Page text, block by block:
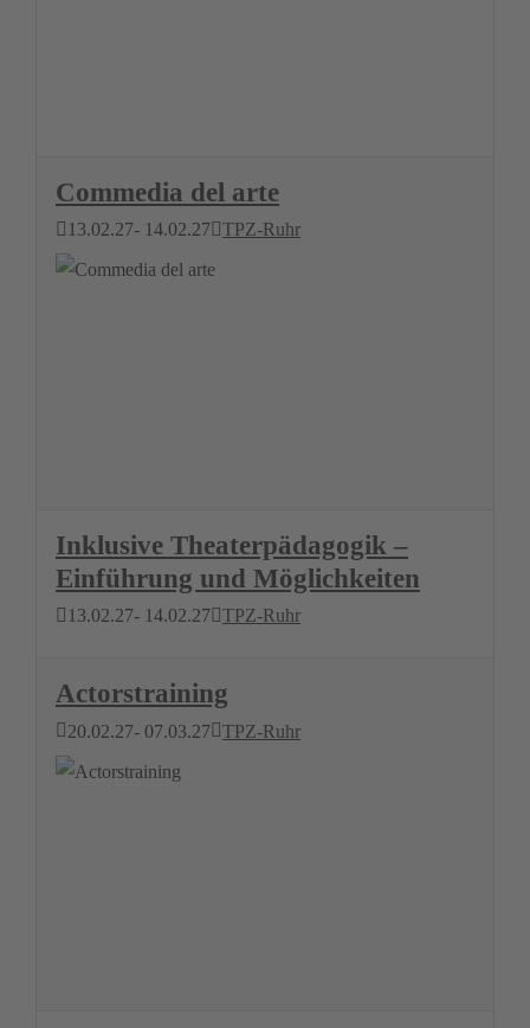
Commedia del arte
13.02.27- 14.02.27 TPZ-Ruhr
Inklusive Theaterpädagogik –
Einführung und Möglichkeiten
13.02.27- 14.02.27 TPZ-Ruhr
Actorstraining
20.02.27- 07.03.27 TPZ-Ruhr